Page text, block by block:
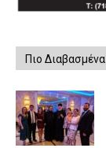
Πιο Διαβασμένα